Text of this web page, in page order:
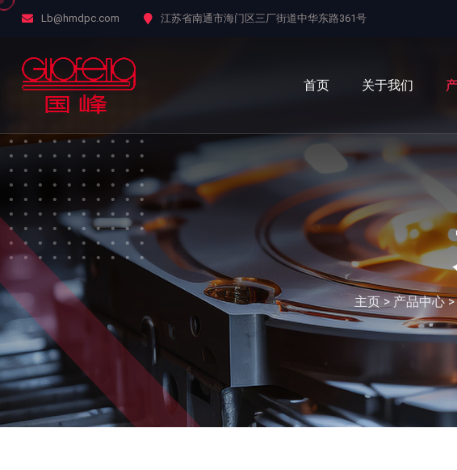
Lb@hmdpc.com 江苏省南通市海门区三厂街道中华东路361号
首页 关于我们
主页>产品中心>